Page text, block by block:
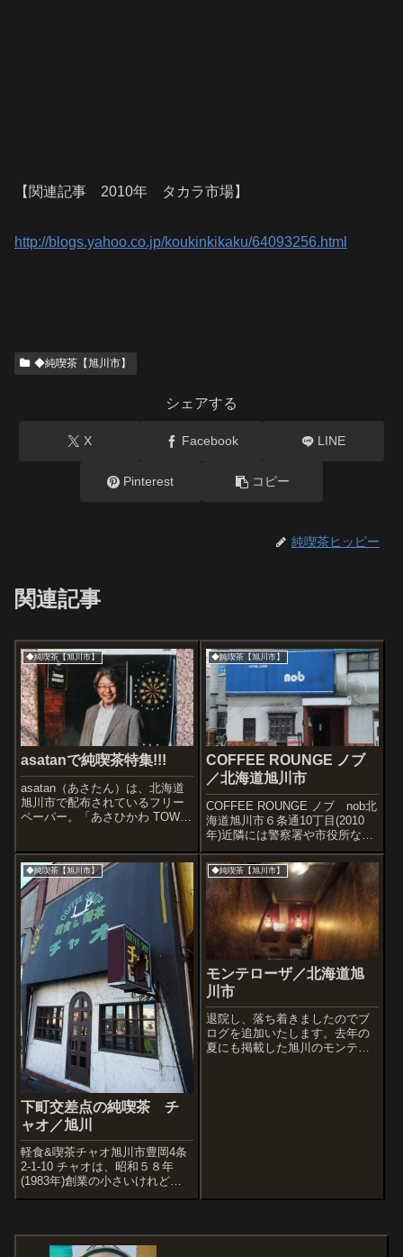
【関連記事 2010年 タカラ市場】
http://blogs.yahoo.co.jp/koukinkikaku/64093256.html
◆純喫茶【旭川市】
シェアする
X Facebook LINE
Pinterest コピー
純喫茶ヒッピー
関連記事
◆純喫茶【旭川市】
asatanで純喫茶特集!!!
asatan（あさたん）は、北海道
旭川市で配布されているフリー
ペーパー。「あさひかわ TOWN
と市内の純喫茶特集が掲載され
ています。しかも、『古本屋で
本を買った帰りには、昔懐かし
い喫...
◆純喫茶【旭川市】
COFFEE ROUNGE ノブ
／北海道旭川市
COFFEE ROUNGE ノブ nob北
海道旭川市６条通10丁目(2010
年)近隣には警察署や市役所など
オカタイスポットが多く、私は
ちょこっと緊張するエリアにあ
る喫茶店。マスターにコーヒー
をお願いして、外から見るより
広い空間を読書で一人占...
◆純喫茶【旭川市】
下町交差点の純喫茶 チ
ャオ／旭川
軽食&喫茶チャオ旭川市豊岡4条
2-1-10 チャオは、昭和５８年
(1983年)創業の小さいけれどす
ばらしい喫茶店。ナポリタンな
「光」社製。もともとは座面も
ストライプ模様だったが劣化し
◆純喫茶【旭川市】
モンテローザ／北海道旭
川市
退院し、落ち着きましたのでブ
ログを追加いたします。去年の
夏にも掲載した旭川のモンテロ